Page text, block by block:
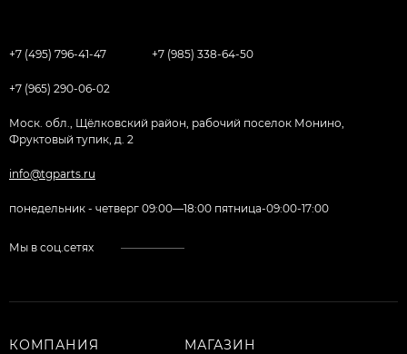
+7 (495) 796-41-47 +7 (985) 338-64-50
+7 (965) 290-06-02
Моск. обл., Щёлковский район, рабочий поселок Монино,
Фруктовый тупик, д. 2
info@tgparts.ru
понедельник - четверг 09:00—18:00 пятница-09:00-17:00
Мы в соц.сетях
КОМПАНИЯ МАГАЗИН